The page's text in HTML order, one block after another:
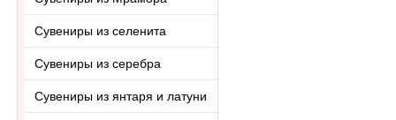
Сувениры из селенита
Сувениры из серебра
Сувениры из янтаря и латуни